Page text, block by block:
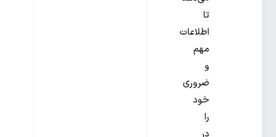
تا
اطلاعات
مهم
و
ضروری
خود
را
در